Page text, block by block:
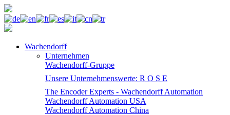
Wachendorff
Unternehmen
Wachendorff-Gruppe
Unsere Unternehmenswerte: R O S E
The Encoder Experts - Wachendorff Automation
Wachendorff Automation USA
Wachendorff Automation China